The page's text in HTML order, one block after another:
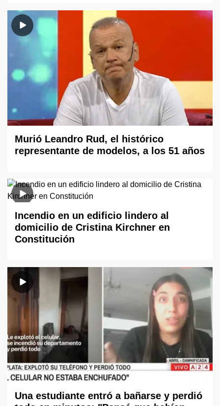
Murió Leandro Rud, el histórico
representante de modelos, a los 51 años
Incendio en un edificio lindero al
domicilio de Cristina Kirchner en
Constitución
Una estudiante entró a bañarse y perdió